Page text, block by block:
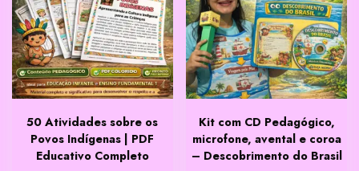
50 Atividades sobre os
Povos Indígenas | PDF
Educativo Completo
Kit com CD Pedagógico,
microfone, avental e coroa
– Descobrimento do Brasil